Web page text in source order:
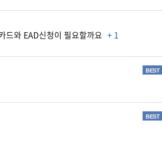
드와 EAD신청이 필요할까요 + 1
BEST
BEST